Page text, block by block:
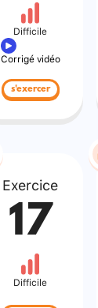
Difficile
Corrigé vidéo
s'exercer
Exercice
17
Difficile